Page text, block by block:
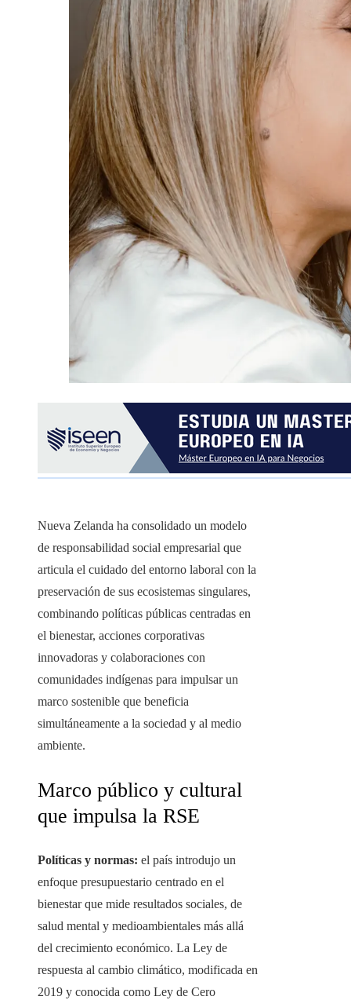
Nueva Zelanda ha consolidado un modelo
de responsabilidad social empresarial que
articula el cuidado del entorno laboral con la
preservación de sus ecosistemas singulares,
combinando políticas públicas centradas en
el bienestar, acciones corporativas
innovadoras y colaboraciones con
comunidades indígenas para impulsar un
marco sostenible que beneficia
simultáneamente a la sociedad y al medio
ambiente.
Marco público y cultural
que impulsa la RSE
Políticas y normas: el país introdujo un
enfoque presupuestario centrado en el
bienestar que mide resultados sociales, de
salud mental y medioambientales más allá
del crecimiento económico. La Ley de
respuesta al cambio climático, modificada en
2019 y conocida como Ley de Cero